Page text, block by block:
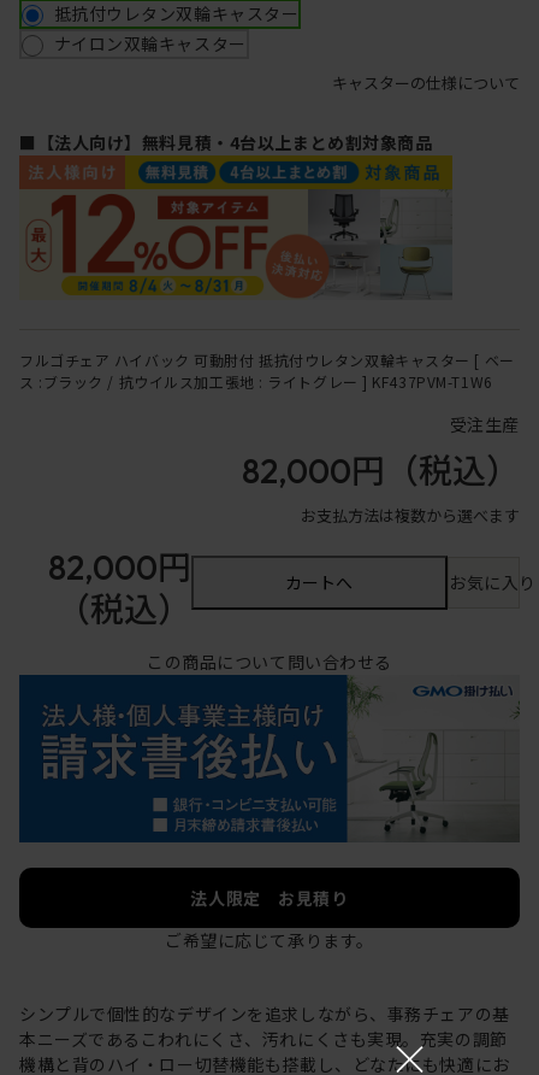
抵抗付ウレタン双輪キャスター
ナイロン双輪キャスター
キャスターの仕様について
■【法人向け】無料見積・4台以上まとめ割対象商品
フルゴチェア ハイバック 可動肘付 抵抗付ウレタン双輪キャスター [ ベー
ス :ブラック / 抗ウイルス加工張地 : ライトグレー ] KF437PVM-T1W6
受注生産
82,000円 （税込）
お支払方法は複数から選べます
82,000円
（税込）
カートへ お気に入
この商品について問い合わせる
法人限定 お見積り
ご希望に応じて承ります。
シンプルで個性的なデザインを追求しながら、事務チェアの基
本ニーズであるこわれにくさ、汚れにくさも実現。充実の調節
機構と背のハイ・ロー切替機能も搭載し、どなたにも快適にお
×